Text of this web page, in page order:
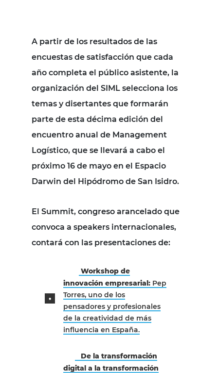
A partir de los resultados de las
encuestas de satisfacción que cada
año completa el público asistente, la
organización del SIML selecciona los
temas y disertantes que formarán
parte de esta décima edición del
encuentro anual de Management
Logístico, que se llevará a cabo el
próximo 16 de mayo en el Espacio
Darwin del Hipódromo de San Isidro.
El Summit, congreso arancelado que
convoca a speakers internacionales,
contará con las presentaciones de:
Workshop de
innovación empresarial: Pep
Torres, uno de los
pensadores y profesionales
de la creatividad de más
influencia en España.
De la transformación
digital a la transformación